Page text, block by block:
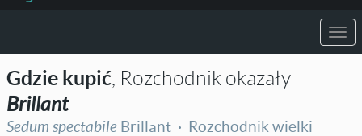
Gdzie kupić , Rozchodnik okazały
Brillant
Sedum spectabile Brillant · Rozchodnik wielki